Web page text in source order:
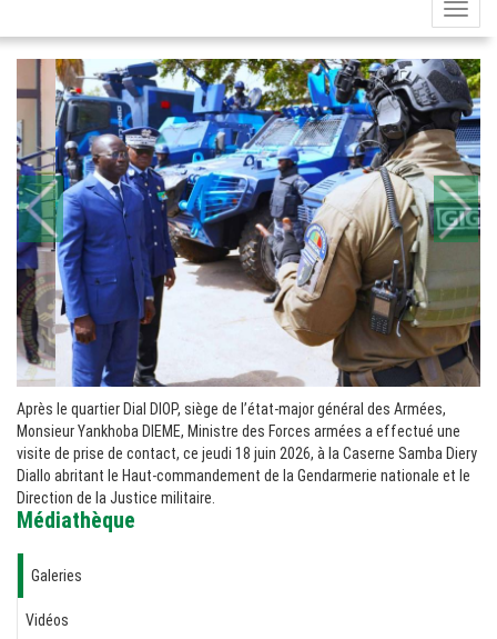
Toggle
Après le quartier Dial DIOP, siège de l’état-major général des Armées,
Monsieur Yankhoba DIEME, Ministre des Forces armées a effectué une
visite de prise de contact, ce jeudi 18 juin 2026, à la Caserne Samba Diery
Diallo abritant le Haut-commandement de la Gendarmerie nationale et le
Direction de la Justice militaire.
Médiathèque
Galeries
Vidéos